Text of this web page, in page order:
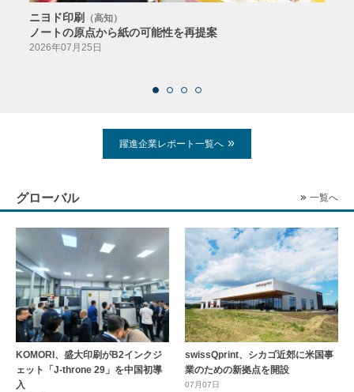
ニヨド印刷 （高知）
ノートの原点から紙の可能性を再提案
2026年07月25日
躍進企業レポート一覧へ
グローバル 一覧へ
KOMORI、盛大印刷がB2インクジ
ェット「J-throne 29」を中国初導
入
swissQprint、シカゴ近郊に⽶国事
業のための新拠点を開設
07月07日